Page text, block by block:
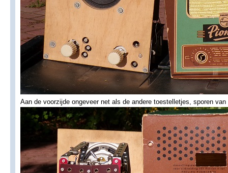
Aan de voorzijde ongeveer net als de andere toestelletjes, sporen